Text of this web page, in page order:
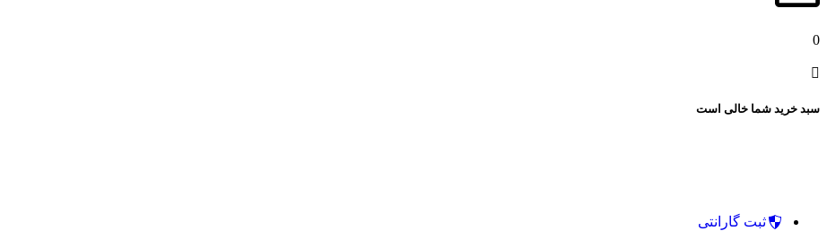
0
سبد خرید شما خالی است
ثبت گارانتی